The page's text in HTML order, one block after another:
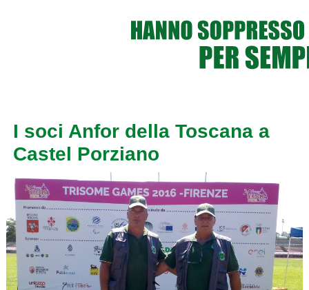
I soci Anfor della Toscana a
Castel Porziano